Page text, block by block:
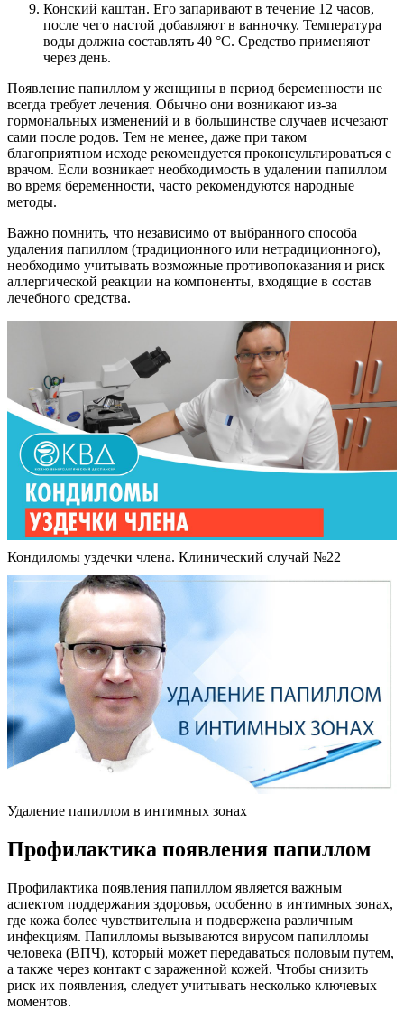
Конский каштан. Его запаривают в течение 12 часов,
после чего настой добавляют в ванночку. Температура
воды должна составлять 40 °C. Средство применяют
через день.
Появление папиллом у женщины в период беременности не
всегда требует лечения. Обычно они возникают из-за
гормональных изменений и в большинстве случаев исчезают
сами после родов. Тем не менее, даже при таком
благоприятном исходе рекомендуется проконсультироваться с
врачом. Если возникает необходимость в удалении папиллом
во время беременности, часто рекомендуются народные
методы.
Важно помнить, что независимо от выбранного способа
удаления папиллом (традиционного или нетрадиционного),
необходимо учитывать возможные противопоказания и риск
аллергической реакции на компоненты, входящие в состав
лечебного средства.
Кондиломы уздечки члена. Клинический случай №22
Удаление папиллом в интимных зонах
Профилактика появления папиллом
Профилактика появления папиллом является важным
аспектом поддержания здоровья, особенно в интимных зонах,
где кожа более чувствительна и подвержена различным
инфекциям. Папилломы вызываются вирусом папилломы
человека (ВПЧ), который может передаваться половым путем,
а также через контакт с зараженной кожей. Чтобы снизить
риск их появления, следует учитывать несколько ключевых
моментов.